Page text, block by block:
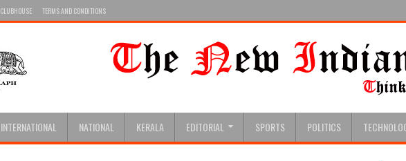
CLUBHOUSE TERMS AND CONDITIONS
INTERNATIONAL NATIONAL KERALA EDITORIAL SPORTS POLITICS